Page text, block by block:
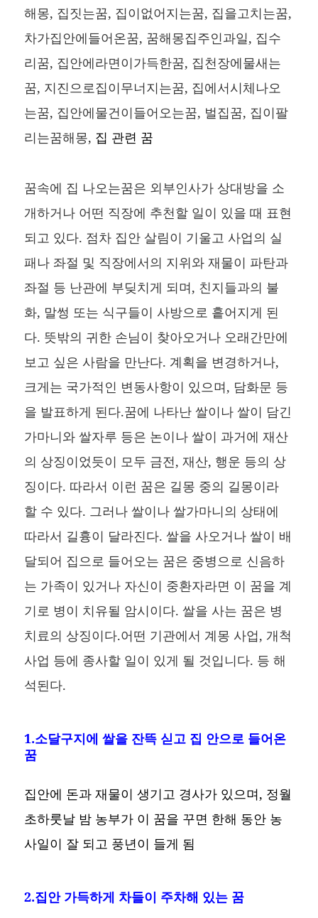
해몽, 집짓는꿈, 집이없어지는꿈, 집을고치는꿈,
차가집안에들어온꿈, 꿈해몽집주인과일, 집수
리꿈, 집안에라면이가득한꿈, 집천장에물새는
꿈, 지진으로집이무너지는꿈, 집에서시체나오
는꿈, 집안에물건이들어오는꿈, 벌집꿈, 집이팔
리는꿈해몽, 집 관련 꿈
꿈속에 집 나오는꿈은 외부인사가 상대방을 소
개하거나 어떤 직장에 추천할 일이 있을 때 표현
되고 있다. 점차 집안 살림이 기울고 사업의 실
패나 좌절 및 직장에서의 지위와 재물이 파탄과
좌절 등 난관에 부딪치게 되며, 친지들과의 불
화, 말썽 또는 식구들이 사방으로 흩어지게 된
다. 뜻밖의 귀한 손님이 찾아오거나 오래간만에
보고 싶은 사람을 만난다. 계획을 변경하거나,
크게는 국가적인 변동사항이 있으며, 담화문 등
을 발표하게 된다.꿈에 나타난 쌀이나 쌀이 담긴
가마니와 쌀자루 등은 논이나 쌀이 과거에 재산
의 상징이었듯이 모두 금전, 재산, 행운 등의 상
징이다. 따라서 이런 꿈은 길몽 중의 길몽이라
할 수 있다. 그러나 쌀이나 쌀가마니의 상태에
따라서 길흉이 달라진다. 쌀을 사오거나 쌀이 배
달되어 집으로 들어오는 꿈은 중병으로 신음하
는 가족이 있거나 자신이 중환자라면 이 꿈을 계
기로 병이 치유될 암시이다. 쌀을 사는 꿈은 병
치료의 상징이다.어떤 기관에서 계몽 사업, 개척
사업 등에 종사할 일이 있게 될 것입니다. 등 해
석된다.
1.소달구지에 쌀을 잔뜩 싣고 집 안으로 들어온
꿈
집안에 돈과 재물이 생기고 경사가 있으며, 정월
초하룻날 밤 농부가 이 꿈을 꾸면 한해 동안 농
사일이 잘 되고 풍년이 들게 됨
2.집안 가득하게 차들이 주차해 있는 꿈